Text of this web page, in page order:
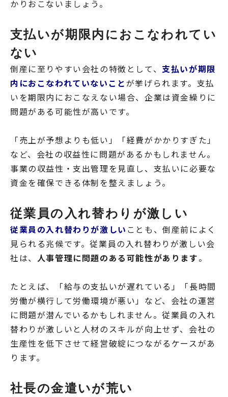
かりおこないましょう。
支払いが期限内におこなわれてい
ない
倒産に至りやすい会社の特徴として、 支払いが期限
内におこなわれていないことが挙げられます。支払
いを期限内におこなえない場合、企業は資金繰りに
問題がある可能性が高いです。
「売上が予想よりも低い」「経費がかかりすぎた」
など、会社の収益性に問題があるかもしれません。
事業の収益性・支出管理を見直し、支払いに必要な
資金を確保できる体制を整えましょう。
従業員の入れ替わりが激しい
従業員の入れ替わりが激しい ことも、倒産前によく
見られる兆候です。従業員の入れ替わりが激しい会
社は、 人事管理に問題のある可能性があります。
たとえば、「給与の支払いが遅れている」「長時間
労働が横行して労働環境が悪い」など、会社の運営
に問題が潜んでいるかもしれません。従業員の入れ
替わりが激しいと人材のスキルが向上せず、会社の
生産性を低下させて経営破綻につながるケースがあ
ります。
社長の金遣いが荒い